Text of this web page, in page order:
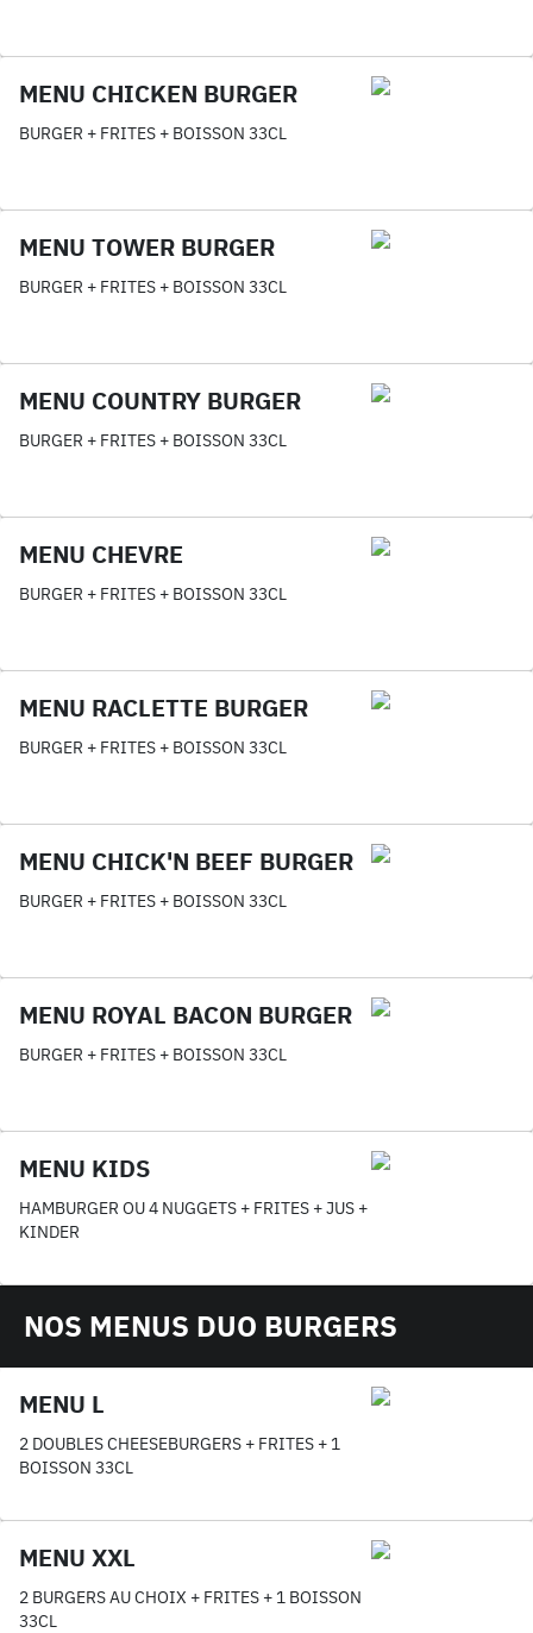
MENU CHICKEN BURGER
BURGER + FRITES + BOISSON 33CL
MENU TOWER BURGER
BURGER + FRITES + BOISSON 33CL
MENU COUNTRY BURGER
BURGER + FRITES + BOISSON 33CL
MENU CHEVRE
BURGER + FRITES + BOISSON 33CL
MENU RACLETTE BURGER
BURGER + FRITES + BOISSON 33CL
MENU CHICK'N BEEF BURGER
BURGER + FRITES + BOISSON 33CL
MENU ROYAL BACON BURGER
BURGER + FRITES + BOISSON 33CL
MENU KIDS
HAMBURGER OU 4 NUGGETS + FRITES + JUS +
KINDER
NOS MENUS DUO BURGERS
MENU L
2 DOUBLES CHEESEBURGERS + FRITES + 1
BOISSON 33CL
MENU XXL
2 BURGERS AU CHOIX + FRITES + 1 BOISSON
33CL